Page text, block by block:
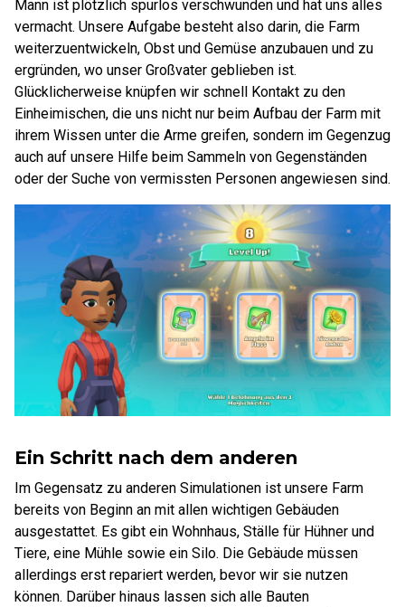
Mann ist plötzlich spurlos verschwunden und hat uns alles
vermacht. Unsere Aufgabe besteht also darin, die Farm
weiterzuentwickeln, Obst und Gemüse anzubauen und zu
ergründen, wo unser Großvater geblieben ist.
Glücklicherweise knüpfen wir schnell Kontakt zu den
Einheimischen, die uns nicht nur beim Aufbau der Farm mit
ihrem Wissen unter die Arme greifen, sondern im Gegenzug
auch auf unsere Hilfe beim Sammeln von Gegenständen
oder der Suche von vermissten Personen angewiesen sind.
Ein Schritt nach dem anderen
Im Gegensatz zu anderen Simulationen ist unsere Farm
bereits von Beginn an mit allen wichtigen Gebäuden
ausgestattet. Es gibt ein Wohnhaus, Ställe für Hühner und
Tiere, eine Mühle sowie ein Silo. Die Gebäude müssen
allerdings erst repariert werden, bevor wir sie nutzen
können. Darüber hinaus lassen sich alle Bauten